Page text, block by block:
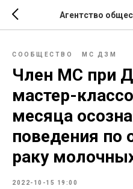
Агентство
СООБЩЕСТВО МС ДЗМ
Член МС при
мастер-
месяца
поведения по
раку
2022-10-15 19:00